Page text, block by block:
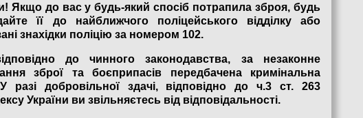
Якщо до вас у будь-який спосіб потрапила зброя, будь
її до найближчого поліцейського відділку або
знахідки поліцію за номером 102.
до чинного законодавства, за незаконне
зброї та боєприпасів передбачена кримінальна
У разі добровільної здачі, відповідно до ч.3 ст. 263
України ви звільняєтесь від відповідальності.